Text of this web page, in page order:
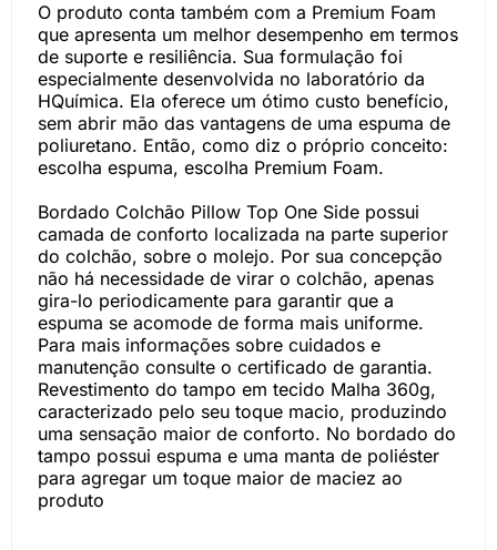
O produto conta também com a Premium Foam
que apresenta um melhor desempenho em termos
de suporte e resiliência. Sua formulação foi
especialmente desenvolvida no laboratório da
HQuímica. Ela oferece um ótimo custo benefício,
sem abrir mão das vantagens de uma espuma de
poliuretano. Então, como diz o próprio conceito:
escolha espuma, escolha Premium Foam.
Bordado Colchão Pillow Top One Side possui
camada de conforto localizada na parte superior
do colchão, sobre o molejo. Por sua concepção
não há necessidade de virar o colchão, apenas
gira-lo periodicamente para garantir que a
espuma se acomode de forma mais uniforme.
Para mais informações sobre cuidados e
manutenção consulte o certificado de garantia.
Revestimento do tampo em tecido Malha 360g,
caracterizado pelo seu toque macio, produzindo
uma sensação maior de conforto. No bordado do
tampo possui espuma e uma manta de poliéster
para agregar um toque maior de maciez ao
produto